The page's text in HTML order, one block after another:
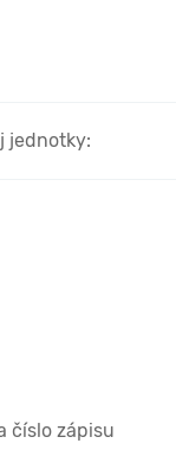
jednotky:
číslo zápisu